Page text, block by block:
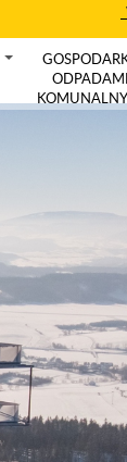
ODPADAMI